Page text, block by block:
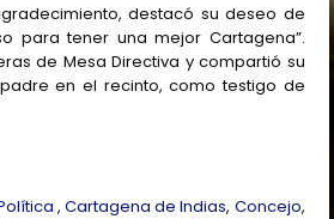
destacó su deseo de
para tener una mejor Cartagena”.
de Mesa Directiva y compartió su
en el recinto, como testigo de
,Cartagena de Indias, Concejo,